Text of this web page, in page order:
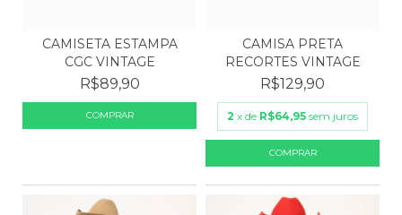
CAMISETA ESTAMPA
CGC VINTAGE
R$89,90
CAMISA PRETA
RECORTES VINTAGE
R$129,90
2 x de R$64,95 sem juros